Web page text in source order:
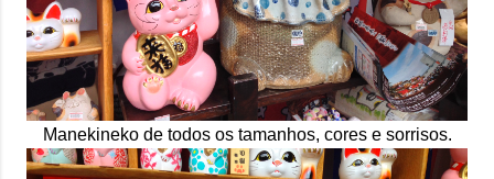
Manekineko de todos os tamanhos, cores e sorrisos.